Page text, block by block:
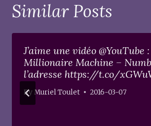
Similar Posts
J’aime une vidéo @YouTube
Millionaire Machine –
l’adresse https://t.co/
ByMuriel Toulet 2016-03-07